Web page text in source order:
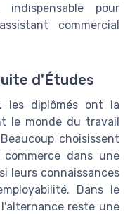
indispensable pour
commercial
d'Études
les diplômés ont la
le monde du travail
choisissent
dans une
leurs connaissances
Dans le
reste une